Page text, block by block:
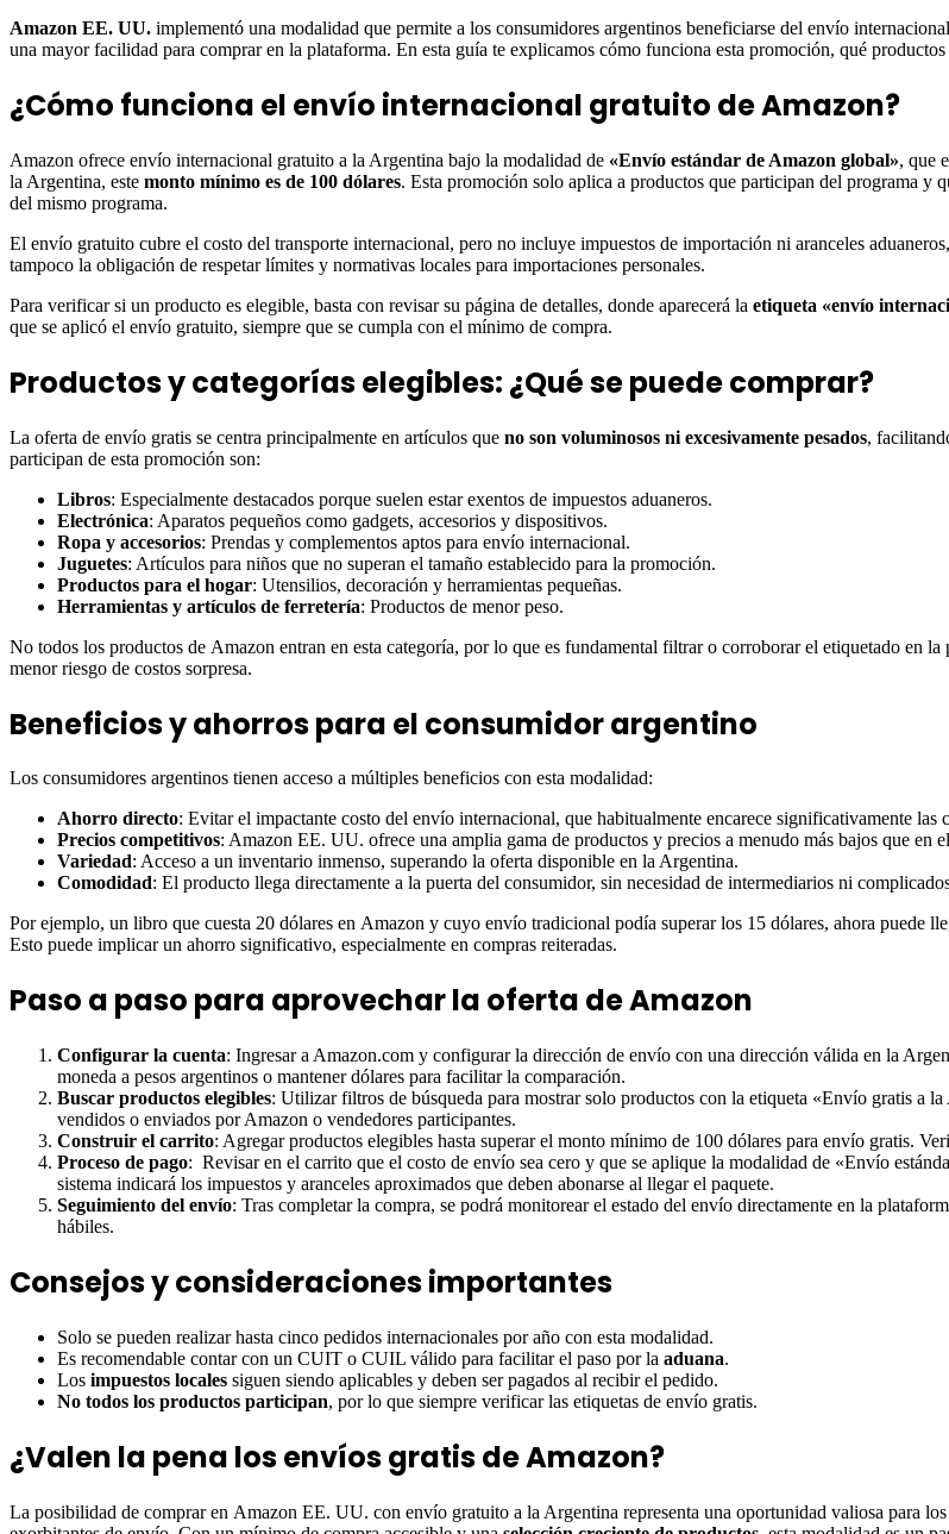
Amazon EE. UU. implementó una modalidad que permite a los consumidores argentinos beneficiarse del envío
una mayor facilidad para comprar en la plataforma. En esta guía te explicamos cómo funciona esta promoción, qué
¿Cómo funciona el envío internacional gratuito de Amazon?
Amazon ofrece envío internacional gratuito a la Argentina bajo la modalidad de «Envío estándar de Amazon global», que
la Argentina, este monto mínimo es de 100 dólares. Esta promoción solo aplica a productos que participan del programa y
del mismo programa.
El envío gratuito cubre el costo del transporte internacional, pero no incluye impuestos de importación ni aranceles
tampoco la obligación de respetar límites y normativas locales para importaciones personales.
Para verificar si un producto es elegible, basta con revisar su página de detalles, donde aparecerá la etiqueta «envío
que se aplicó el envío gratuito, siempre que se cumpla con el mínimo de compra.
Productos y categorías elegibles: ¿Qué se puede comprar?
La oferta de envío gratis se centra principalmente en artículos que no son voluminosos ni excesivamente pesados,
participan de esta promoción son:
Libros: Especialmente destacados porque suelen estar exentos de impuestos aduaneros.
Electrónica: Aparatos pequeños como gadgets, accesorios y dispositivos.
Ropa y accesorios: Prendas y complementos aptos para envío internacional.
Juguetes: Artículos para niños que no superan el tamaño establecido para la promoción.
Productos para el hogar: Utensilios, decoración y herramientas pequeñas.
Herramientas y artículos de ferretería: Productos de menor peso.
No todos los productos de Amazon entran en esta categoría, por lo que es fundamental filtrar o corroborar el etiquetado en
menor riesgo de costos sorpresa.
Beneficios y ahorros para el consumidor argentino
Los consumidores argentinos tienen acceso a múltiples beneficios con esta modalidad:
Ahorro directo: Evitar el impactante costo del envío internacional, que habitualmente encarece significativamente las
Precios competitivos: Amazon EE. UU. ofrece una amplia gama de productos y precios a menudo más bajos que en
Variedad: Acceso a un inventario inmenso, superando la oferta disponible en la Argentina.
Comodidad: El producto llega directamente a la puerta del consumidor, sin necesidad de intermediarios ni
Por ejemplo, un libro que cuesta 20 dólares en Amazon y cuyo envío tradicional podía superar los 15 dólares, ahora puede
Esto puede implicar un ahorro significativo, especialmente en compras reiteradas.
Paso a paso para aprovechar la oferta de Amazon
Configurar la cuenta: Ingresar a Amazon.com y configurar la dirección de envío con una dirección válida en la
moneda a pesos argentinos o mantener dólares para facilitar la comparación.
Buscar productos elegibles: Utilizar filtros de búsqueda para mostrar solo productos con la etiqueta «Envío gratis a
vendidos o enviados por Amazon o vendedores participantes.
Construir el carrito: Agregar productos elegibles hasta superar el monto mínimo de 100 dólares para envío gratis.
Proceso de pago: Revisar en el carrito que el costo de envío sea cero y que se aplique la modalidad de «Envío
sistema indicará los impuestos y aranceles aproximados que deben abonarse al llegar el paquete.
Seguimiento del envío: Tras completar la compra, se podrá monitorear el estado del envío directamente en la
hábiles.
Consejos y consideraciones importantes
Solo se pueden realizar hasta cinco pedidos internacionales por año con esta modalidad.
Es recomendable contar con un CUIT o CUIL válido para facilitar el paso por la aduana.
Los impuestos locales siguen siendo aplicables y deben ser pagados al recibir el pedido.
No todos los productos participan, por lo que siempre verificar las etiquetas de envío gratis.
¿Valen la pena los envíos gratis de Amazon?
La posibilidad de comprar en Amazon EE. UU. con envío gratuito a la Argentina representa una oportunidad valiosa para